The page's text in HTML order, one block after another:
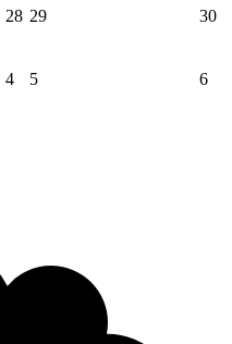
28 29 30
4 5 6